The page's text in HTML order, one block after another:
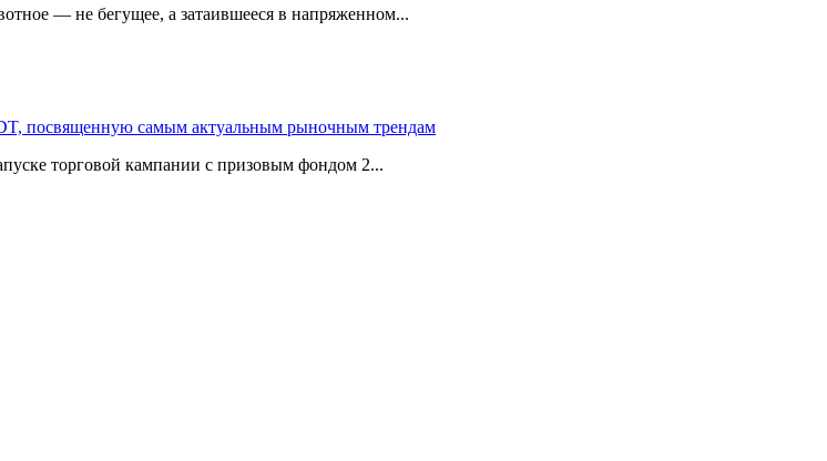
— не бегущее, а затаившееся в напряженном...
посвященную самым актуальным рыночным трендам
торговой кампании с призовым фондом 2...